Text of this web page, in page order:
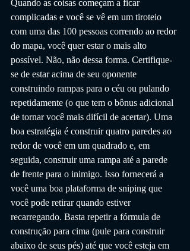
Quando as coisas começam a ficar
complicadas e você se vê em um tiroteio
com uma das 100 pessoas correndo ao redor
do mapa, você quer estar o mais alto
possível. Não, não dessa forma. Certifique-
se de estar acima de seu oponente
construindo rampas para o céu ou pulando
repetidamente (o que tem o bônus adicional
de tornar você mais difícil de acertar). Uma
boa estratégia é construir quatro paredes ao
redor de você em um quadrado e, em
seguida, construir uma rampa até a parede
de frente para o inimigo. Isso fornecerá a
você uma boa plataforma de sniping que
você pode retirar quando estiver
recarregando. Basta repetir a fórmula de
construção para cima (pule para construir
abaixo de seus pés) até que você esteja em